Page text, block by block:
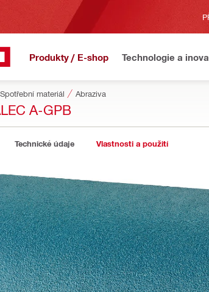
Produkty / E-shop Technologie a
Spotřební materiál Abraziva
A-GPB
Technické údaje Vlastnosti a použití